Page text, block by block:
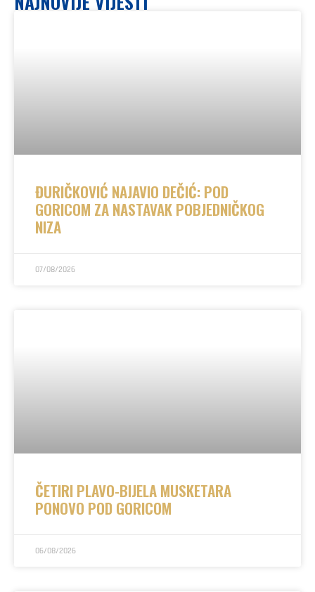
ĐURIČKOVIĆ NAJAVIO DEČIĆ: POD
GORICOM ZA NASTAVAK POBJEDNIČKOG
NIZA
07/08/2026
ČETIRI PLAVO-BIJELA MUSKETARA
PONOVO POD GORICOM
06/08/2026